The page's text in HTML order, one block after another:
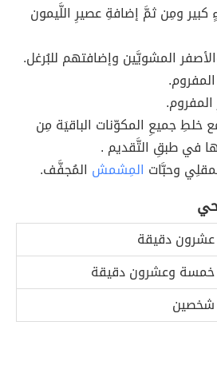
ومِن ثمَّ إضافةِ عصيرِ اللَّيمون
المشويَّين وإضافتهم للبُرغل.
خلطِ جميعِ المكوّنات الباقيَة مِن
في طبقِ التَّقديم .
وحبَّات المِشمش المُجفَّف.
عشرون دقيقة
خمسة وعشرون دقيقة
شخصين